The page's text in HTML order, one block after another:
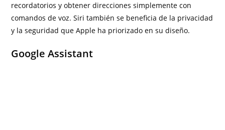
recordatorios y obtener direcciones simplemente con
comandos de voz. Siri también se beneficia de la privacidad
y la seguridad que Apple ha priorizado en su diseño.
Google Assistant